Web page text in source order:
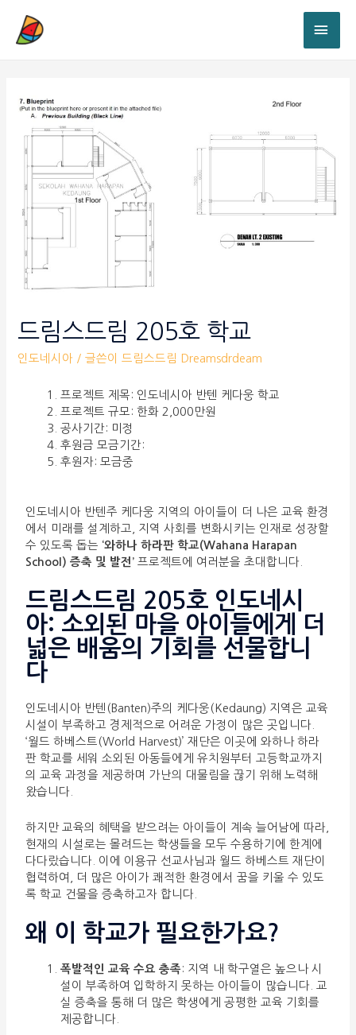
드림스드림 205호 학교
인도네시아 / 글쓴이드림스드림 Dreamsdrdeam
프로젝트 제목: 인도네시아 반텐 케다웅 학교
프로젝트 규모: 한화 2,000만원
공사기간: 미정
후원금 모금기간:
후원자: 모금중
인도네시아 반텐주 케다웅 지역의 아이들이 더 나은 교육 환경
에서 미래를 설계하고, 지역 사회를 변화시키는 인재로 성장할
수 있도록 돕는 ‘와하나 하라판 학교(Wahana Harapan
School) 증축 및 발전’ 프로젝트에 여러분을 초대합니다.
드림스드림 205호 인도네시
아: 소외된 마을 아이들에게 더
넓은 배움의 기회를 선물합니
다
인도네시아 반텐(Banten)주의 케다웅(Kedaung) 지역은 교육
시설이 부족하고 경제적으로 어려운 가정이 많은 곳입니다.
‘월드 하베스트(World Harvest)’ 재단은 이곳에 와하나 하라
판 학교를 세워 소외된 아동들에게 유치원부터 고등학교까지
의 교육 과정을 제공하며 가난의 대물림을 끊기 위해 노력해
왔습니다.
하지만 교육의 혜택을 받으려는 아이들이 계속 늘어남에 따라,
현재의 시설로는 몰려드는 학생들을 모두 수용하기에 한계에
다다랐습니다. 이에 이용규 선교사님과 월드 하베스트 재단이
협력하여, 더 많은 아이가 쾌적한 환경에서 꿈을 키울 수 있도
록 학교 건물을 증축하고자 합니다.
왜 이 학교가 필요한가요?
폭발적인 교육 수요 충족 : 지역 내 학구열은 높으나 시
설이 부족하여 입학하지 못하는 아이들이 많습니다. 교
실 증축을 통해 더 많은 학생에게 공평한 교육 기회를
제공합니다.